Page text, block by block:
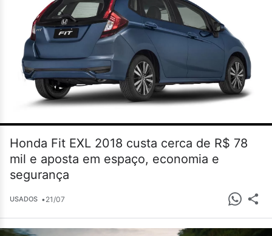
Honda Fit EXL 2018 custa cerca de R$ 78
mil e aposta em espaço, economia e
segurança
USADOS •21/07